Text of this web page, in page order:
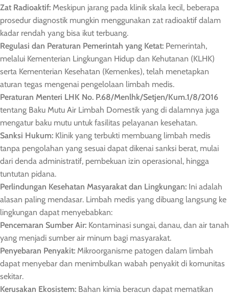
Zat Radioaktif: Meskipun jarang pada klinik skala kecil, beberapa
prosedur diagnostik mungkin menggunakan zat radioaktif dalam
kadar rendah yang bisa ikut terbuang.
Regulasi dan Peraturan Pemerintah yang Ketat: Pemerintah,
melalui Kementerian Lingkungan Hidup dan Kehutanan (KLHK)
serta Kementerian Kesehatan (Kemenkes), telah menetapkan
aturan tegas mengenai pengelolaan limbah medis.
Peraturan Menteri LHK No. P.68/Menlhk/Setjen/Kum.1/8/2016
tentang Baku Mutu Air Limbah Domestik yang di dalamnya juga
mengatur baku mutu untuk fasilitas pelayanan kesehatan.
Sanksi Hukum: Klinik yang terbukti membuang limbah medis
tanpa pengolahan yang sesuai dapat dikenai sanksi berat, mulai
dari denda administratif, pembekuan izin operasional, hingga
tuntutan pidana.
Perlindungan Kesehatan Masyarakat dan Lingkungan: Ini adalah
alasan paling mendasar. Limbah medis yang dibuang langsung ke
lingkungan dapat menyebabkan:
Pencemaran Sumber Air: Kontaminasi sungai, danau, dan air tanah
yang menjadi sumber air minum bagi masyarakat.
Penyebaran Penyakit: Mikroorganisme patogen dalam limbah
dapat menyebar dan menimbulkan wabah penyakit di komunitas
sekitar.
Kerusakan Ekosistem: Bahan kimia beracun dapat mematikan